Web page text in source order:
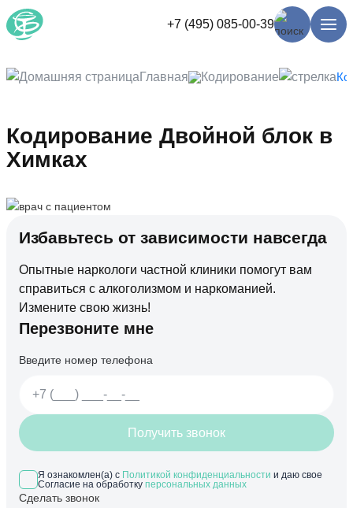
+7 (495) 085-00-39
Главная Кодирование
Кодирование Двойной блок в
Химках
Избавьтесь от зависимости навсегда
Опытные наркологи частной клиники помогут вам
справиться с алкоголизмом и наркоманией.
Измените свою жизнь!
Перезвоните мне
Введите номер телефона
Получить звонок
Я ознакомлен(а) с Политикой конфиденциальности и даю свое
Согласие на обработку персональных данных
Сделать звонок